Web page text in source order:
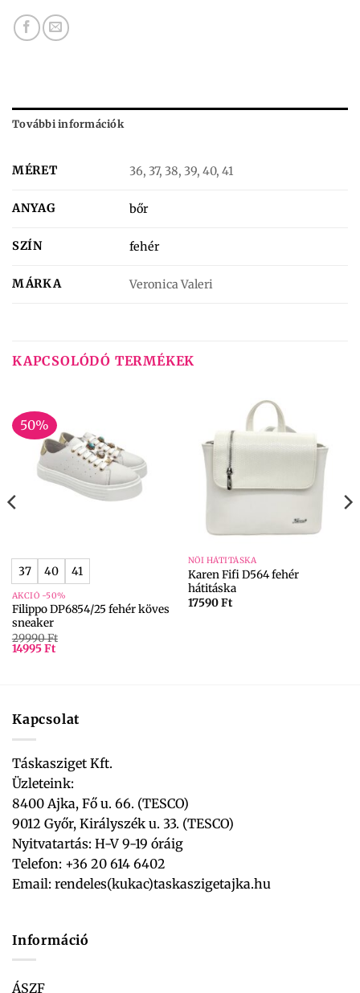
További információk
MÉRET 36, 37, 38, 39, 40, 41
ANYAG bőr
SZÍN fehér
MÁRKA Veronica Valeri
KAPCSOLÓDÓ TERMÉKEK
50%
37 40 41
AKCIÓ -50%
Filippo DP6854/25 fehér köves
sneaker
29990Ft
14995Ft
NŐI HÁTITÁSKA
Karen Fifi D564 fehér
hátitáska
17590Ft
Kapcsolat
Táskasziget Kft.
Üzleteink:
8400 Ajka, Fő u. 66. (TESCO)
9012 Győr, Királyszék u. 33. (TESCO)
Nyitvatartás: H-V 9-19 óráig
Telefon: +36 20 614 6402
Email: rendeles(kukac)taskaszigetajka.hu
Információ
ÁSZF